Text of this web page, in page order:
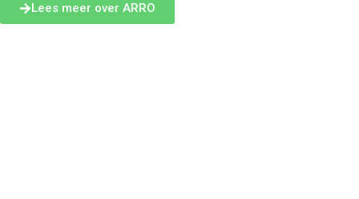
Lees meer over ARRO